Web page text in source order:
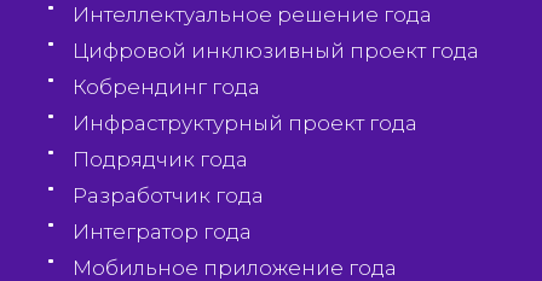
Интеллектуальное решение года
Цифровой инклюзивный проект года
Кобрендинг года
Инфраструктурный проект года
Подрядчик года
Разработчик года
Интегратор года
Мобильное приложение года